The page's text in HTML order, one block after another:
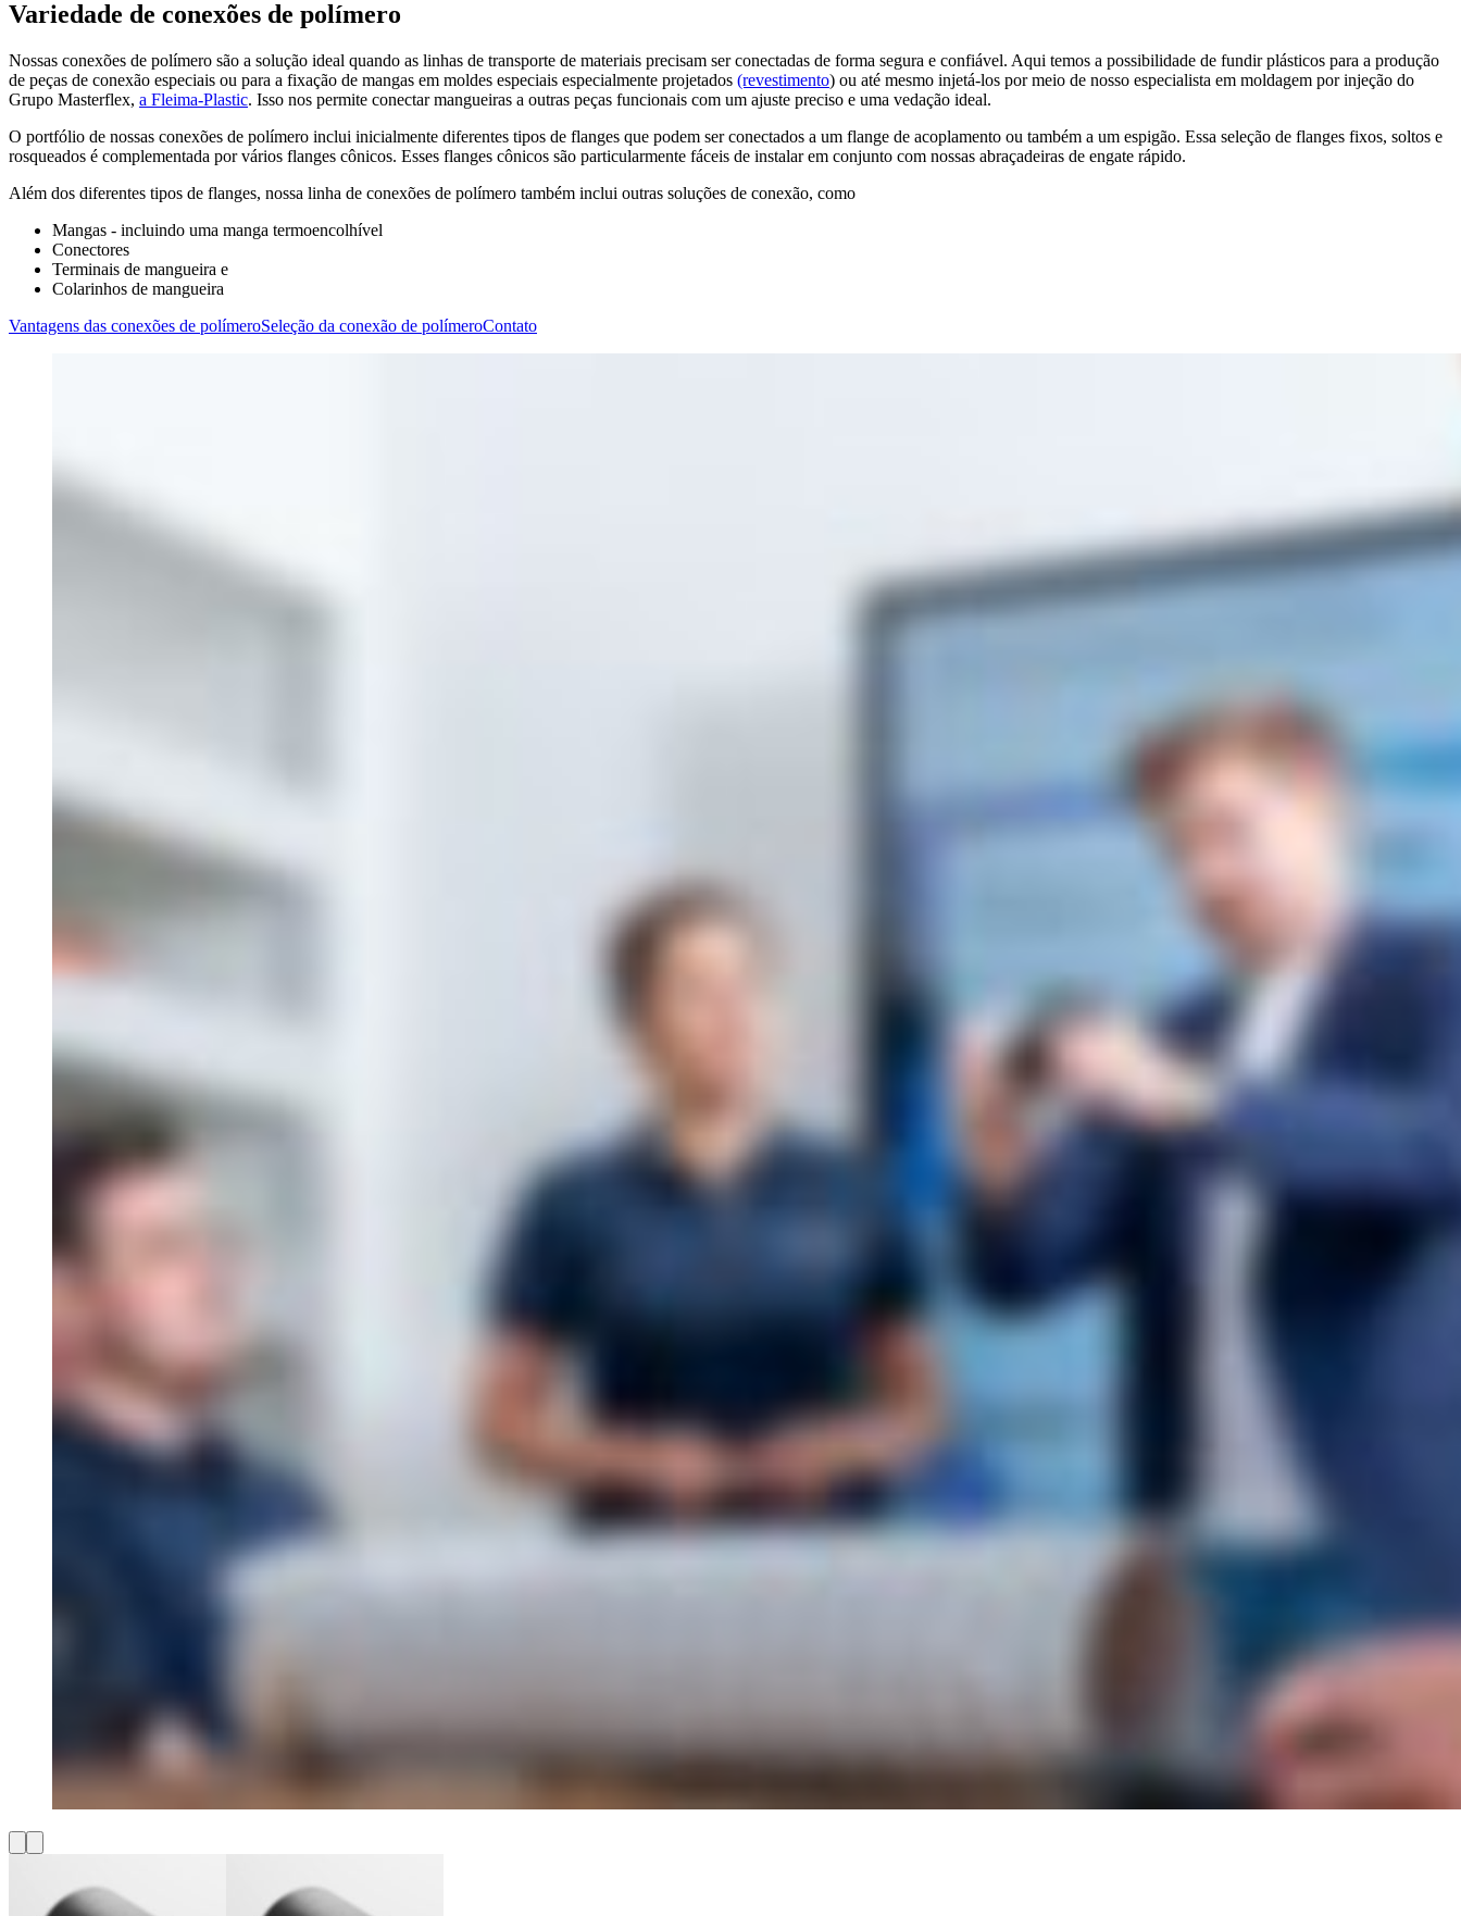
Variedade de conexões de polímero
Nossas conexões de polímero são a solução ideal quando as linhas de transporte de materiais precisam ser conectadas de forma segura e confiável. Aqui temos a possibilidade de fundir plásticos para a produção
de peças de conexão especiais ou para a fixação de mangas em moldes especiais especialmente projetados (revestimento) ou até mesmo injetá-los por meio de nosso especialista em moldagem por injeção do
Grupo Masterflex, a Fleima-Plastic. Isso nos permite conectar mangueiras a outras peças funcionais com um ajuste preciso e uma vedação ideal.
O portfólio de nossas conexões de polímero inclui inicialmente diferentes tipos de flanges que podem ser conectados a um flange de acoplamento ou também a um espigão. Essa seleção de flanges fixos, soltos e
rosqueados é complementada por vários flanges cônicos. Esses flanges cônicos são particularmente fáceis de instalar em conjunto com nossas abraçadeiras de engate rápido.
Além dos diferentes tipos de flanges, nossa linha de conexões de polímero também inclui outras soluções de conexão, como
Mangas - incluindo uma manga termoencolhível
Conectores
Terminais de mangueira e
Colarinhos de mangueira
Vantagens das conexões de polímeroSeleção da conexão de polímeroContato